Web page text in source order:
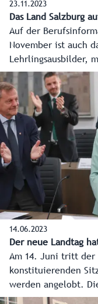
23.11.2023
Das Land Salzburg
Auf der
November ist auch
Lehrlingsausbilder,
den
14.06.2023
Der neue Landtag
Am 14. Juni tritt der
konstituierenden
werden angelobt.
des Landtages